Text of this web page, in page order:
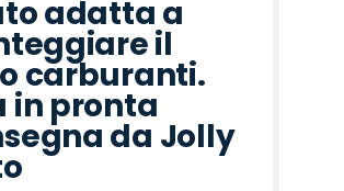
adatta a
il
carburanti.
in pronta
da Jolly